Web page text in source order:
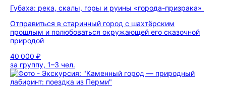
Губаха: река, скалы, горы и руины «города-призрака»
Отправиться в старинный город с шахтёрским
прошлым и полюбоваться окружающей его сказочной
природой
40 000 ₽
за группу, 1–3 чел.